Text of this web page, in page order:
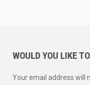
WOULD YOU LIKE
Your email address will